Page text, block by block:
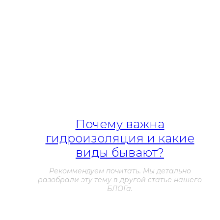
Почему важна
гидроизоляция и какие
виды бывают?
Рекоммендуем почитать. Мы детально
разобрали эту тему в другой статье нашего
БЛОГа.